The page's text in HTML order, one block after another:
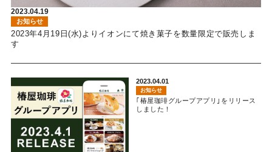
2023.04.19
お知らせ
2023年4月19日(水)よりイオンにて焼き菓子を数量限定で販売しま
す
2023.04.01
お知らせ
｢椿屋珈琲グループアプリ｣をリリース
しました！